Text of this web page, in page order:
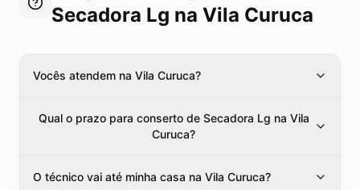
Secadora Lg na Vila Curuca
Vocês atendem na Vila Curuca?
Qual o prazo para conserto de Secadora Lg na Vila
Curuca?
O técnico vai até minha casa na Vila Curuca?